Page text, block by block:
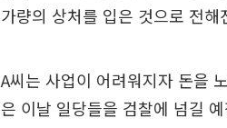
가량의 상처를 입은 것으로 전해
A씨는 사업이 어려워지자 돈을
은 이날 일당들을 검찰에 넘길